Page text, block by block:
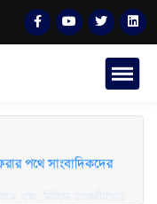
পথে সাংবাদিকদের